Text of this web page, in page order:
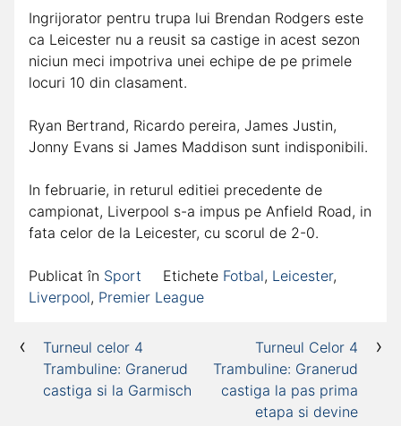
Ingrijorator pentru trupa lui Brendan Rodgers este
ca Leicester nu a reusit sa castige in acest sezon
niciun meci impotriva unei echipe de pe primele
locuri 10 din clasament.
Ryan Bertrand, Ricardo pereira, James Justin,
Jonny Evans si James Maddison sunt indisponibili.
In februarie, in returul editiei precedente de
campionat, Liverpool s-a impus pe Anfield Road, in
fata celor de la Leicester, cu scorul de 2-0.
Publicat în Sport Etichete Fotbal, Leicester,
Liverpool, Premier League
Navigare
Turneul Celor 4
Trambuline: Granerud
castiga la pas prima
etapa si devine
Turneul celor 4
Trambuline: Granerud
castiga si la Garmisch